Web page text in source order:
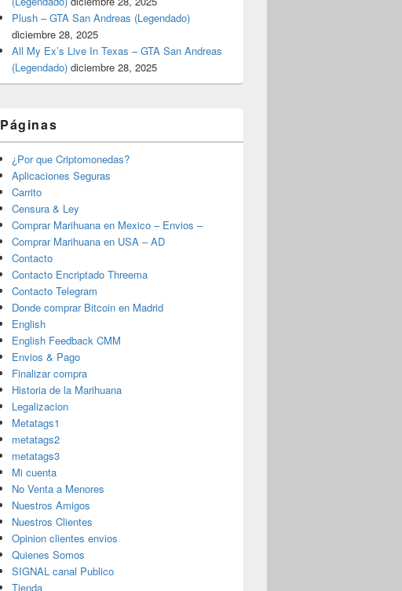
Plush – GTA San Andreas (Legendado)
diciembre 28, 2025
All My Ex’s Live In Texas – GTA San Andreas
(Legendado) diciembre 28, 2025
Páginas
¿Por que Criptomonedas?
Aplicaciones Seguras
Carrito
Censura & Ley
Comprar Marihuana en Mexico – Envios –
Comprar Marihuana en USA – AD
Contacto
Contacto Encriptado Threema
Contacto Telegram
Donde comprar Bitcoin en Madrid
English
English Feedback CMM
Envios & Pago
Finalizar compra
Historia de la Marihuana
Legalizacion
Metatags1
metatags2
metatags3
Mi cuenta
No Venta a Menores
Nuestros Amigos
Nuestros Clientes
Opinion clientes envios
Quienes Somos
SIGNAL canal Publico
Tienda